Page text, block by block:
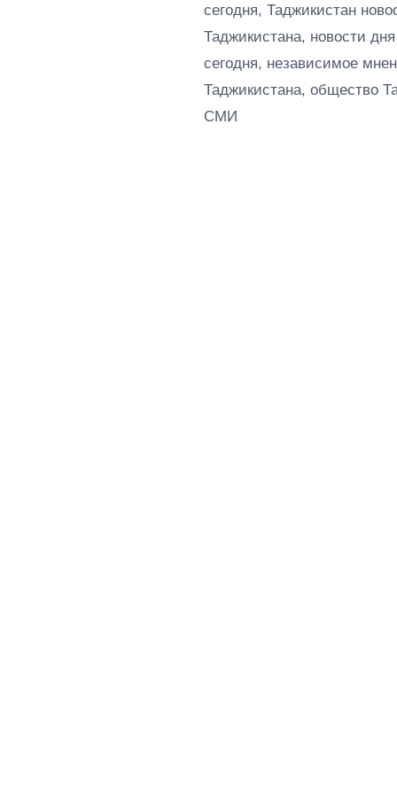
сегодня, Таджикистан
Таджикистана, новости
сегодня, независимое
Таджикистана, общество
СМИ